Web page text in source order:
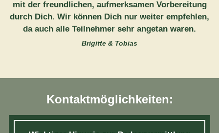
mit der freundlichen, aufmerksamen Vorbereitung
durch Dich. Wir können Dich nur weiter empfehlen,
da auch alle Teilnehmer sehr angetan waren.
Brigitte & Tobias
Kontaktmöglichkeiten: